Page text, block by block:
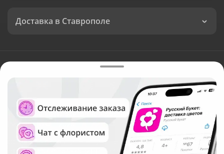
Доставка в Ставрополе
Валюта:
Служба круглосуточной доставки цветов в Ставрополе
Русский Букет, 2026
Общество с ограниченной ответственностью «Технология»
ОГРН: 1195476081745, ИНН: 5410081997